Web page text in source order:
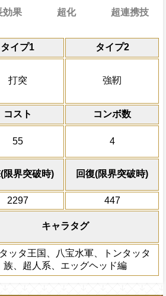
タイプ1 タイプ2
打突 強靭
コスト コンボ数
55 4
限界突破時) 回復(限界突破時)
2297
447
キャラタグ
ッタ王国、八宝水軍、トンタッタ
族、超人系、エッグヘッド編
通常 22→17ターン
限界突破
通常時
体にかかっている特定スロットによ
、（0）1ターンの間打突と強靭タイ
倍（この効果は他の攻撃上昇効果がか
その値に変化する）、2ターンの間チ
が2.75、上限値が30.0で固定され、
点タイプへの影響を2.25倍、（2）に
の間打突と強靭タイプキャラの攻撃
他の攻撃上昇効果がかかった場合効
る）、2ターンの間チェイン係数の初
値が30.0で固定される（必殺発動状
上限突破
効果
性から受けるダメージを5%減らし、
をサポート対象キャラの基礎体力に
タイプキャラ
習得する効果
打突と強靭タイプの基礎攻撃力が
ーンの間敵全体の打突と強靭タイプ
ダメージを受けた次のターン、自分
+300される/
を3ターン回復する
自分のスロット封じ状態を完全に回
超連携技Lv.5を習得する
効果
通常時
開始時打突と強靭タイプキャラの必
打突と強靭タイプキャラの体力を
一味の体力が満タンまたは25%以下
ット（攻撃を2倍にするスロットで
虹スロットを変換対象とできない）
虹スロットの状態でタップした時、
打突と強靭タイプ耐性を20%下げ、
（サポート効果を含む） または敵の
状態になる効果を受ける場合、該当
更される（敵の行動にて、一味が封
ける場合、敵が先制行動後、もしく
行動の種類によって、次の一味が行
）
Lv上限突破
超化
効果
キャラの必殺ターンを2短縮し、一味
30%回復、1ターンの間一味にかか
状態の割合に応じて攻撃を上昇させ
超打突タイプにタイプ超化させる
発動条件
にしらほし、ネフェルタリ・ビビ、
ー、ベビ-5、ネプチューン、フカボ
ルフィ、ロロノア・ゾロ、ナミ、ウ
ートニー・チョッパー、ニコ・ロビ
エ、フランキー、キャベンディッシ
イデオ、ハイルディン、オオロンブ
でも発動可能）※ダブルキャラは1人
超連携技
効果
ンの間打突と強靭タイプキャラの連
1ターンの間ラストタップスゴ技を
攻撃力を+750する（必殺技効果と重
発動条件
ほし、ネフェルタリ・ビビ、レベッ
、ロロノア・ゾロ、ナミ、ウソップ
ー・チョッパー、ニコ・ロビン、ブ
フランキー、キャベンディッシュ、
、ハイルディン、オオロンブス、チ
以上いる時（サポートキャラを除き
動可能）※ダブルキャラは1人とカウ